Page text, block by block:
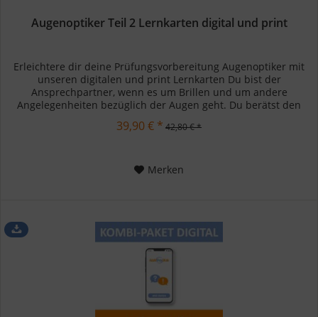
Augenoptiker Teil 2 Lernkarten digital und print
Erleichtere dir deine Prüfungsvorbereitung Augenoptiker mit
unseren digitalen und print Lernkarten Du bist der
Ansprechpartner, wenn es um Brillen und um andere
Angelegenheiten bezüglich der Augen geht. Du berätst den
Kunden und...
39,90 € * 42,80 € *
Merken